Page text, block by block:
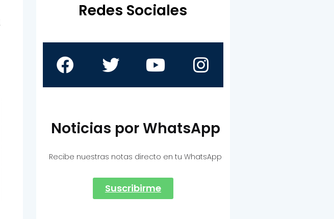
Redes Sociales
Noticias por WhatsApp
Recibe nuestras notas directo en tu WhatsApp
Suscribirme